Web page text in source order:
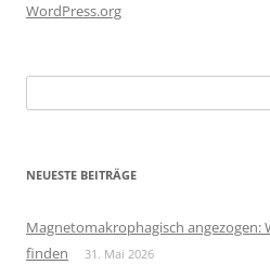
WordPress.org
nach:
NEUESTE BEITRÄGE
Magnetomakrophagisch angezogen:
finden
31. Mai 2026